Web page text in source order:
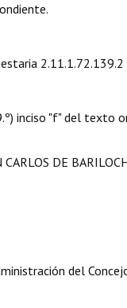
inciso "f" del texto
DE
del